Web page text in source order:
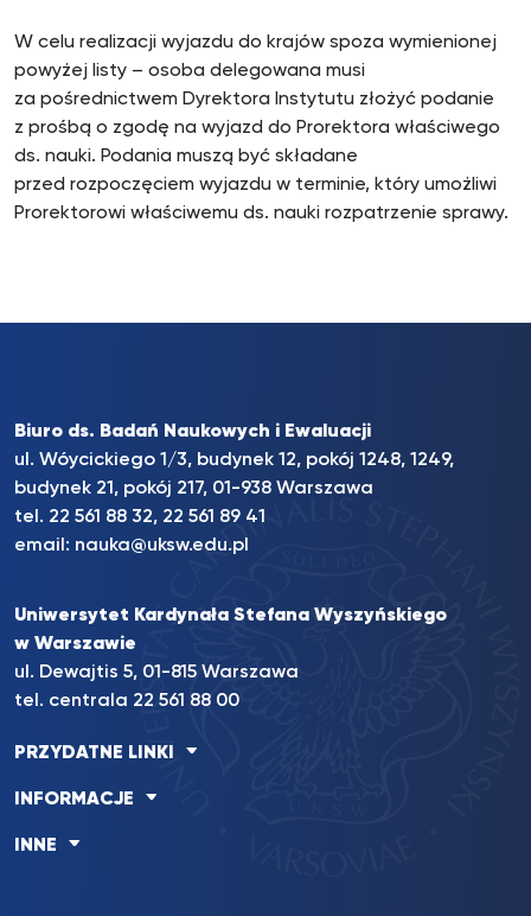
W celu realizacji wyjazdu do krajów spoza wymienionej
powyżej listy – osoba delegowana musi
za pośrednictwem Dyrektora Instytutu złożyć podanie
z prośbą o zgodę na wyjazd do Prorektora właściwego
ds. nauki. Podania muszą być składane
przed rozpoczęciem wyjazdu w terminie, który umożliwi
Prorektorowi właściwemu ds. nauki rozpatrzenie sprawy.
Biuro ds. Badań Naukowych i Ewaluacji
ul. Wóycickiego 1/3, budynek 12, pokój 1248, 1249,
budynek 21, pokój 217, 01-938 Warszawa
tel. 22 561 88 32, 22 561 89 41
email: nauka@uksw.edu.pl
Uniwersytet Kardynała Stefana Wyszyńskiego
w Warszawie
ul. Dewajtis 5, 01-815 Warszawa
tel. centrala 22 561 88 00
PRZYDATNE LINKI
INFORMACJE
INNE